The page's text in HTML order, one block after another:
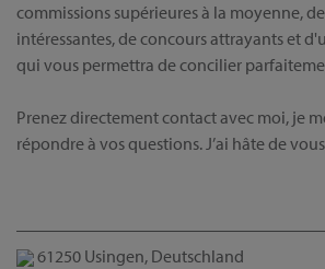
commissions supérieures à la moyenne,
intéressantes, de concours attrayants et
qui vous permettra de concilier
Prenez directement contact avec moi, je
répondre à vos questions. J’ai hâte de
61250 Usingen, Deutschland